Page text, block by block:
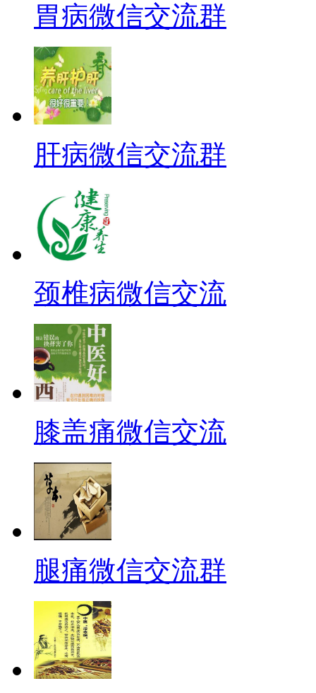
胃病微信交流群
肝病微信交流群
颈椎病微信交流
膝盖痛微信交流
腿痛微信交流群